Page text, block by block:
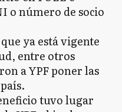
o número de socio
ya está vigente
entre otros
a YPF poner las
tuvo lugar